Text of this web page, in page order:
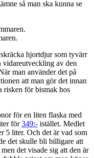
så man ska kunna se
hjortdjur som tyvärr
av den
man använder det på
att man gör det innan
risken för bismak hos
för en liten flaska med
för349:- istället. Medlet
5 liter. Och det är vad som
det skulle bli billigare att
det visade sig att den är